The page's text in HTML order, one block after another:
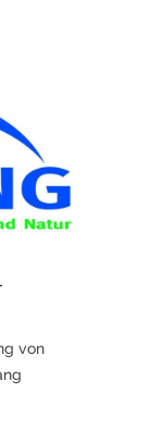
von